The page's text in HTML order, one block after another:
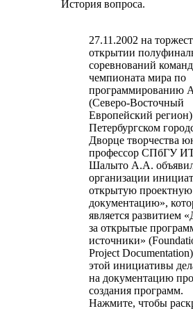
История вопроса.
27.11.2002 на
открытии
соревнований
чемпионата мира по
программированию
(Северо-Восточный
Европейский
Петербургском
Дворце творчества
профессор СПбГУ
Шалыто А.А.
организации
открытую проектную
документацию»,
является развитием
за открытые
источники»
Project
этой инициативы
на документацию
создания программ.
Нажмите, чтобы